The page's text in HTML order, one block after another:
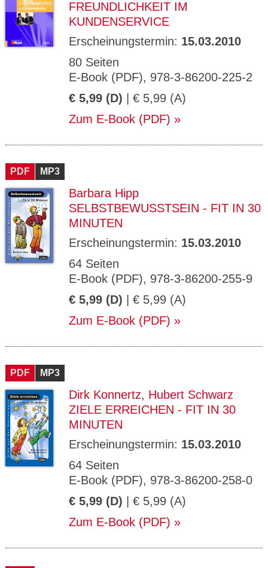
FREUNDLICHKEIT IM
KUNDENSERVICE
Erscheinungstermin: 15.03.2010
80 Seiten
E-Book (PDF), 978-3-86200-225-2
€ 5,99 (D) | € 5,99 (A)
Zum E-Book (PDF)
PDF MP3
Barbara Hipp
SELBSTBEWUSSTSEIN - FIT IN 30
MINUTEN
Erscheinungstermin: 15.03.2010
64 Seiten
E-Book (PDF), 978-3-86200-255-9
€ 5,99 (D) | € 5,99 (A)
Zum E-Book (PDF)
PDF MP3
Dirk Konnertz, Hubert Schwarz
ZIELE ERREICHEN - FIT IN 30
MINUTEN
Erscheinungstermin: 15.03.2010
64 Seiten
E-Book (PDF), 978-3-86200-258-0
€ 5,99 (D) | € 5,99 (A)
Zum E-Book (PDF)